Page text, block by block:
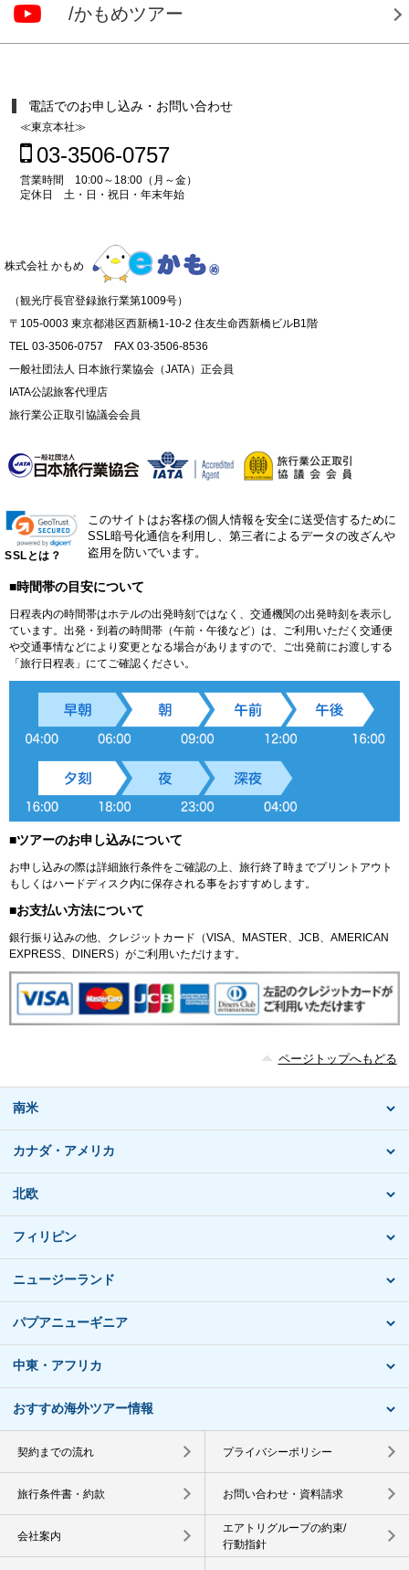
/かもめツアー
電話でのお申し込み・お問い合わせ
≪東京本社≫
03-3506-0757
営業時間 10:00～18:00（月～金）
定休日 土・日・祝日・年末年始
株式会社 かもめ
（観光庁長官登録旅行業第1009号）
〒105-0003 東京都港区西新橋1-10-2 住友生命西新橋ビルB1階
TEL 03-3506-0757 FAX 03-3506-8536
一般社団法人 日本旅行業協会（JATA）正会員
IATA公認旅客代理店
旅行業公正取引協議会会員
SSLとは？
このサイトはお客様の個人情報を安全に送受信するために
SSL暗号化通信を利用し、第三者によるデータの改ざんや
盗用を防いでいます。
■時間帯の目安について
日程表内の時間帯はホテルの出発時刻ではなく、交通機関の出発時刻を表示し
ています。出発・到着の時間帯（午前・午後など）は、ご利用いただく交通便
や交通事情などにより変更となる場合がありますので、ご出発前にお渡しする
「旅行日程表」にてご確認ください。
■ツアーのお申し込みについて
お申し込みの際は詳細旅行条件をご確認の上、旅行終了時までプリントアウト
もしくはハードディスク内に保存される事をおすすめします。
■お支払い方法について
銀行振り込みの他、クレジットカード（VISA、MASTER、JCB、AMERICAN
EXPRESS、DINERS）がご利用いただけます。
ページトップへもどる
南米
カナダ・アメリカ
北欧
フィリピン
ニュージーランド
パプアニューギニア
中東・アフリカ
おすすめ海外ツアー情報
契約までの流れ プライバシーポリシー
旅行条件書・約款 お問い合わせ・資料請求
会社案内
エアトリグループの約束/
行動指針